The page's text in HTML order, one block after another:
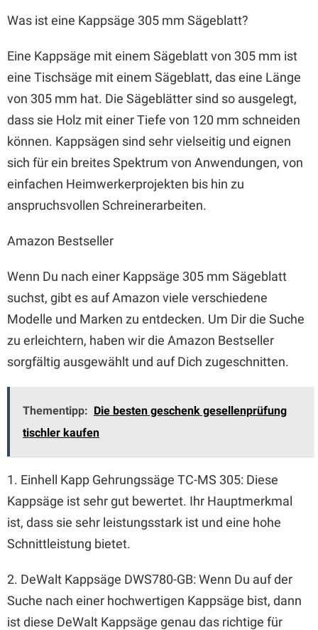
Was ist eine Kappsäge 305 mm Sägeblatt?
Eine Kappsäge mit einem Sägeblatt von 305 mm ist
eine Tischsäge mit einem Sägeblatt, das eine Länge
von 305 mm hat. Die Sägeblätter sind so ausgelegt,
dass sie Holz mit einer Tiefe von 120 mm schneiden
können. Kappsägen sind sehr vielseitig und eignen
sich für ein breites Spektrum von Anwendungen, von
einfachen Heimwerkerprojekten bis hin zu
anspruchsvollen Schreinerarbeiten.
Amazon Bestseller
Wenn Du nach einer Kappsäge 305 mm Sägeblatt
suchst, gibt es auf Amazon viele verschiedene
Modelle und Marken zu entdecken. Um Dir die Suche
zu erleichtern, haben wir die Amazon Bestseller
sorgfältig ausgewählt und auf Dich zugeschnitten.
Thementipp: Die besten geschenk gesellenprüfung
tischler kaufen
1. Einhell Kapp Gehrungssäge TC-MS 305: Diese
Kappsäge ist sehr gut bewertet. Ihr Hauptmerkmal
ist, dass sie sehr leistungsstark ist und eine hohe
Schnittleistung bietet.
2. DeWalt Kappsäge DWS780-GB: Wenn Du auf der
Suche nach einer hochwertigen Kappsäge bist, dann
ist diese DeWalt Kappsäge genau das richtige für